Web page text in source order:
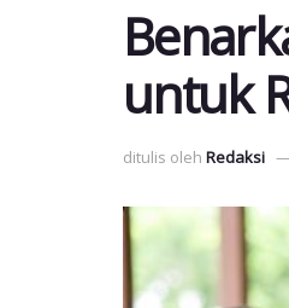
untuk
ditulis oleh Redaksi